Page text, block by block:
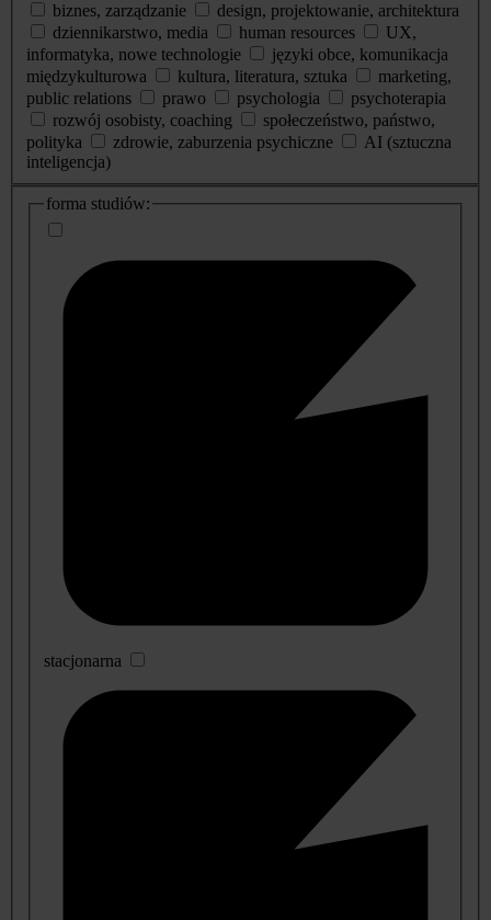
biznes, zarządzanie
design, projektowanie, architektura
dziennikarstwo, media
human resources
UX,
informatyka, nowe technologie
języki obce, komunikacja
międzykulturowa
kultura, literatura, sztuka
marketing,
public relations
prawo psychologia
psychoterapia
rozwój osobisty, coaching
społeczeństwo, państwo,
polityka
zdrowie, zaburzenia psychiczne
AI (sztuczna
inteligencja)
dodatkowe
informacje
forma studiów:
stacjonarna